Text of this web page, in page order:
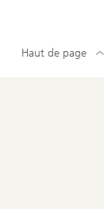
Haut de page